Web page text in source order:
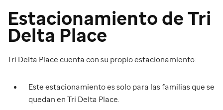
Estacionamiento de Tri
Delta Place
Tri Delta Place cuenta con su propio estacionamiento:
Este estacionamiento es solo para las familias que se
quedan en Tri Delta Place.